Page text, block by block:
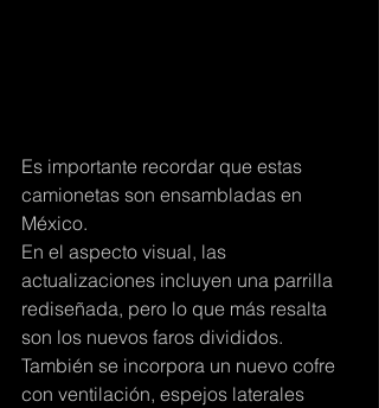
Es importante recordar que estas
camionetas son ensambladas en
México.
En el aspecto visual, las
actualizaciones incluyen una parrilla
rediseñada, pero lo que más resalta
son los nuevos faros divididos.
También se incorpora un nuevo cofre
con ventilación, espejos laterales